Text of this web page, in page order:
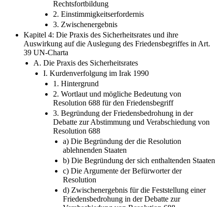
2. Einstimmigkeitserfordernis
3. Zwischenergebnis
Kapitel 4: Die Praxis des Sicherheitsrates und ihre
Auswirkung auf die Auslegung des Friedensbegriffes in Art.
39 UN-Charta
A. Die Praxis des Sicherheitsrates
I. Kurdenverfolgung im Irak 1990
1. Hintergrund
2. Wortlaut und mögliche Bedeutung von
Resolution 688 für den Friedensbegriff
3. Begründung der Friedensbedrohung in der
Debatte zur Abstimmung und Verabschiedung von
Resolution 688
a) Die Begründung der die Resolution
ablehnenden Staaten
b) Die Begründung der sich enthaltenden Staaten
c) Die Argumente der Befürworter der
Resolution
d) Zwischenergebnis für die Feststellung einer
Friedensbedrohung in der Debatte zur
Verabschiedung von Resolution 688